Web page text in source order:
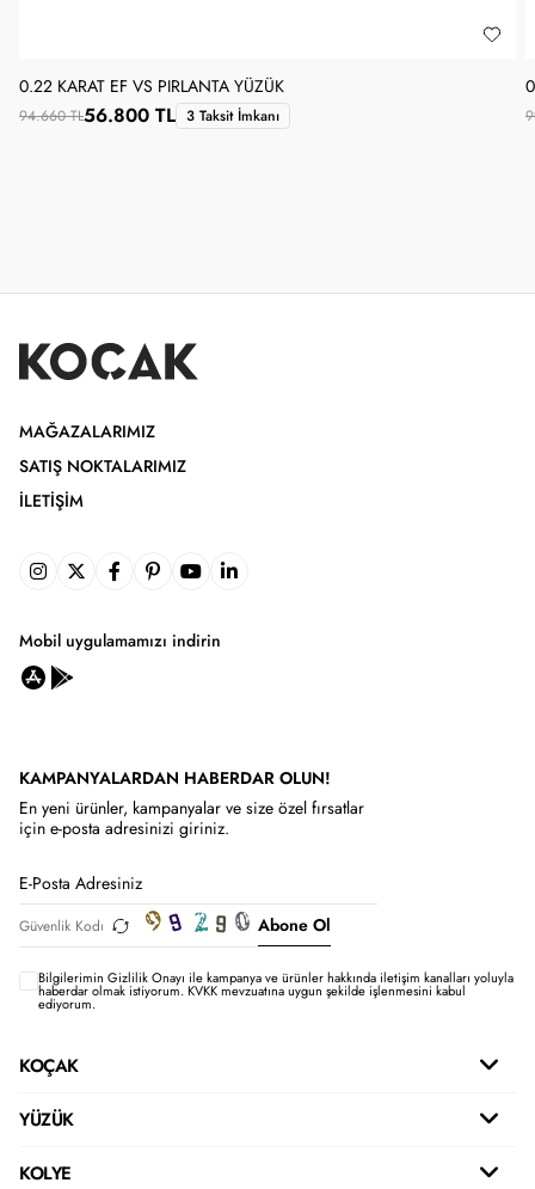
0.22 KARAT EF VS PIRLANTA YÜZÜK
94.660 TL56.800 TL 3 Taksit İmkanı
MAĞAZALARIMIZ
SATIŞ NOKTALARIMIZ
İLETIŞIM
Mobil uygulamamızı indirin
KAMPANYALARDAN HABERDAR OLUN!
En yeni ürünler, kampanyalar ve size özel fırsatlar
için e-posta adresinizi giriniz.
Abone Ol
Bilgilerimin Gizlilik Onayı ile kampanya ve ürünler hakkında iletişim kanalları yoluyla
haberdar olmak istiyorum.KVKK mevzuatına uygun şekilde işlenmesini kabul
ediyorum.
KOÇAK
YÜZÜK
KOLYE